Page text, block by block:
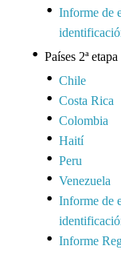
Informe de
Países 2ª etapa
Chile
Costa Rica
Colombia
Haití
Peru
Venezuela
Informe de
Informe